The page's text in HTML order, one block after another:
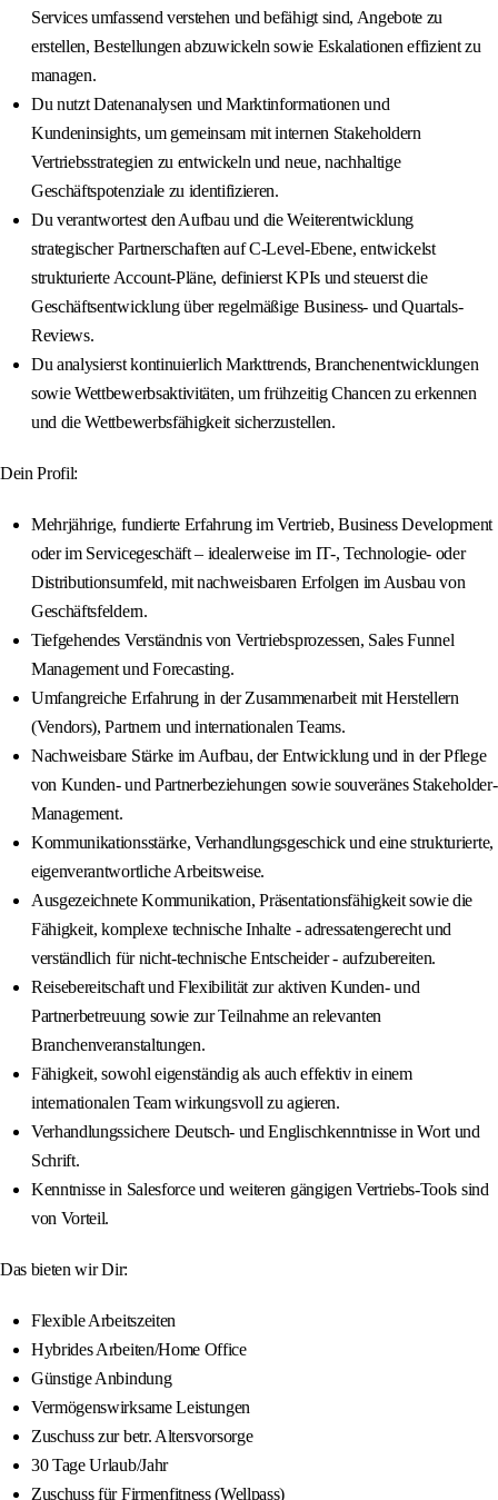
Services umfassend verstehen und befähigt sind, Angebote zu
erstellen, Bestellungen abzuwickeln sowie Eskalationen effizient zu
managen.
Du nutzt Datenanalysen und Marktinformationen und
Kundeninsights, um gemeinsam mit internen Stakeholdern
Vertriebsstrategien zu entwickeln und neue, nachhaltige
Geschäftspotenziale zu identifizieren.
Du verantwortest den Aufbau und die Weiterentwicklung
strategischer Partnerschaften auf C-Level-Ebene, entwickelst
strukturierte Account-Pläne, definierst KPIs und steuerst die
Geschäftsentwicklung über regelmäßige Business- und Quartals-
Reviews.
Du analysierst kontinuierlich Markttrends, Branchenentwicklungen
sowie Wettbewerbsaktivitäten, um frühzeitig Chancen zu erkennen
und die Wettbewerbsfähigkeit sicherzustellen.
Dein Profil:
Mehrjährige, fundierte Erfahrung im Vertrieb, Business Development
oder im Servicegeschäft – idealerweise im IT-, Technologie- oder
Distributionsumfeld, mit nachweisbaren Erfolgen im Ausbau von
Geschäftsfeldern.
Tiefgehendes Verständnis von Vertriebsprozessen, Sales Funnel
Management und Forecasting.
Umfangreiche Erfahrung in der Zusammenarbeit mit Herstellern
(Vendors), Partnern und internationalen Teams.
Nachweisbare Stärke im Aufbau, der Entwicklung und in der Pflege
von Kunden- und Partnerbeziehungen sowie souveränes Stakeholder-
Management.
Kommunikationsstärke, Verhandlungsgeschick und eine strukturierte,
eigenverantwortliche Arbeitsweise.
Ausgezeichnete Kommunikation, Präsentationsfähigkeit sowie die
Fähigkeit, komplexe technische Inhalte - adressatengerecht und
verständlich für nicht-technische Entscheider - aufzubereiten.
Reisebereitschaft und Flexibilität zur aktiven Kunden- und
Partnerbetreuung sowie zur Teilnahme an relevanten
Branchenveranstaltungen.
Fähigkeit, sowohl eigenständig als auch effektiv in einem
internationalen Team wirkungsvoll zu agieren.
Verhandlungssichere Deutsch- und Englischkenntnisse in Wort und
Schrift.
Kenntnisse in Salesforce und weiteren gängigen Vertriebs-Tools sind
von Vorteil.
Das bieten wir Dir:
Flexible Arbeitszeiten
Hybrides Arbeiten/Home Office
Günstige Anbindung
Vermögenswirksame Leistungen
Zuschuss zur betr. Altersvorsorge
30 Tage Urlaub/Jahr
Zuschuss für Firmenfitness (Wellpass)